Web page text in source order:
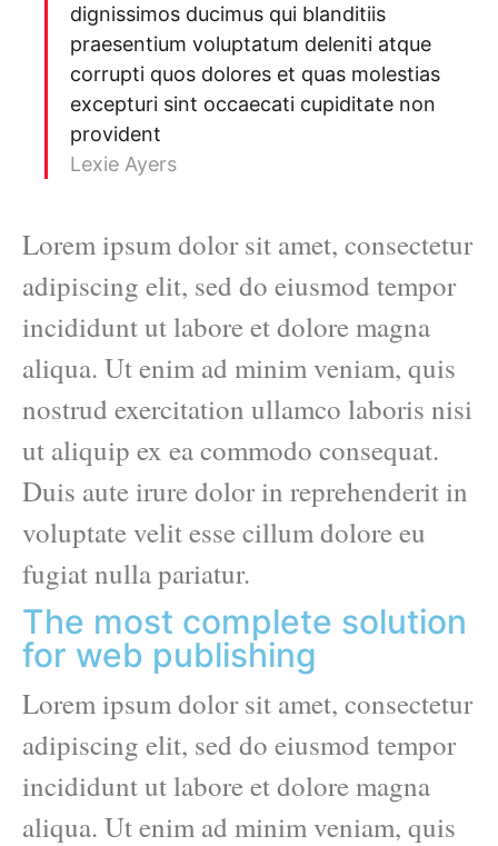
dignissimos ducimus qui blanditiis
praesentium voluptatum deleniti atque
corrupti quos dolores et quas molestias
excepturi sint occaecati cupiditate non
provident
Lexie Ayers
Lorem ipsum dolor sit amet, consectetur
adipiscing elit, sed do eiusmod tempor
incididunt ut labore et dolore magna
aliqua. Ut enim ad minim veniam, quis
nostrud exercitation ullamco laboris nisi
ut aliquip ex ea commodo consequat.
Duis aute irure dolor in reprehenderit in
voluptate velit esse cillum dolore eu
fugiat nulla pariatur.
The most complete solution
for web publishing
Lorem ipsum dolor sit amet, consectetur
adipiscing elit, sed do eiusmod tempor
incididunt ut labore et dolore magna
aliqua. Ut enim ad minim veniam, quis